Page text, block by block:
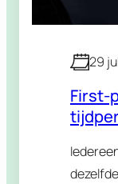
29
First-
wordt